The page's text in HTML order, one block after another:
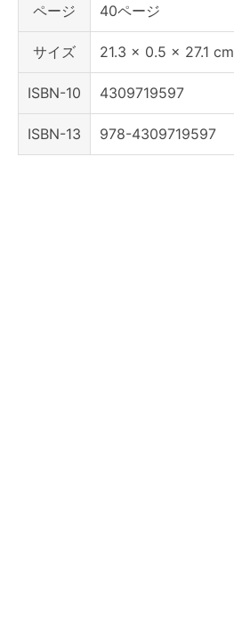
ページ 40ページ
サイズ 21.3 x 0.5 x 27.1 cm
ISBN-10 4309719597
ISBN-13 978-4309719597